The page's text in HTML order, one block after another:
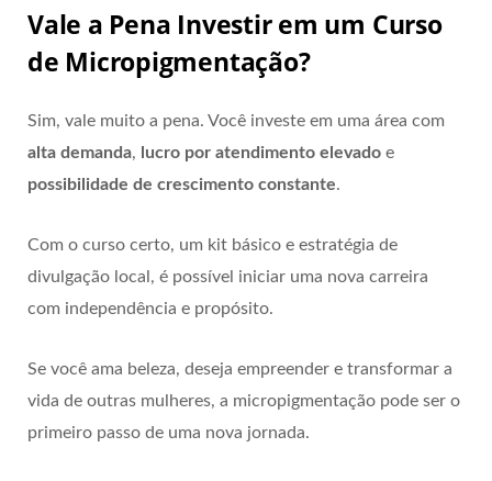
Vale a Pena Investir em um Curso
de Micropigmentação?
Sim, vale muito a pena. Você investe em uma área com
alta demanda, lucro por atendimento elevado e
possibilidade de crescimento constante.
Com o curso certo, um kit básico e estratégia de
divulgação local, é possível iniciar uma nova carreira
com independência e propósito.
Se você ama beleza, deseja empreender e transformar a
vida de outras mulheres, a micropigmentação pode ser o
primeiro passo de uma nova jornada.